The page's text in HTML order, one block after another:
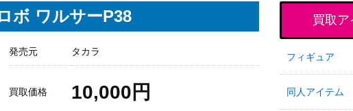
ボ ワルサーP38
発売元 タカラ
買取価格 10,000円
買取ア
フィギュア
同人アイテム